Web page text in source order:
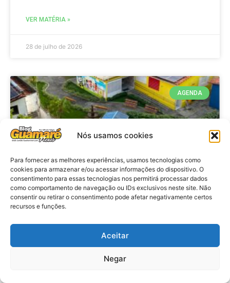
Nós usamos cookies
Para fornecer as melhores experiências, usamos tecnologias como
cookies para armazenar e/ou acessar informações do dispositivo. O
consentimento para essas tecnologias nos permitirá processar dados
como comportamento de navegação ou IDs exclusivos neste site. Não
consentir ou retirar o consentimento pode afetar negativamente certos
recursos e funções.
Aceitar
Negar
VER MATÉRIA »
28 de julho de 2026
AGENDA
Agenda: 10ª Mostra Pedagógica
da Casa Durval Paiva acontecerá
nesta quarta-feira (29)